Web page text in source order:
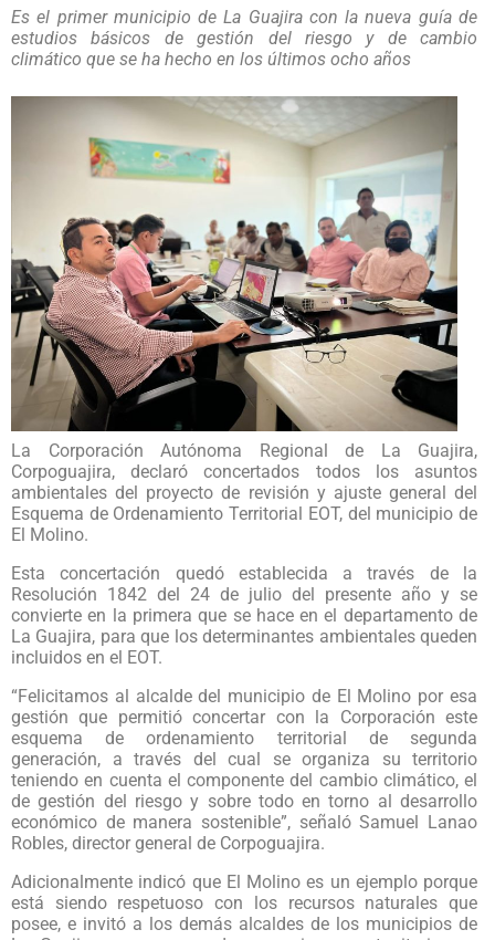
Es el primer municipio de La Guajira con la nueva guía de
estudios básicos de gestión del riesgo y de cambio
climático que se ha hecho en los últimos ocho años
La Corporación Autónoma Regional de La Guajira,
Corpoguajira, declaró concertados todos los asuntos
ambientales del proyecto de revisión y ajuste general del
Esquema de Ordenamiento Territorial EOT, del municipio de
El Molino.
Esta concertación quedó establecida a través de la
Resolución 1842 del 24 de julio del presente año y se
convierte en la primera que se hace en el departamento de
La Guajira, para que los determinantes ambientales queden
incluidos en el EOT.
“Felicitamos al alcalde del municipio de El Molino por esa
gestión que permitió concertar con la Corporación este
esquema de ordenamiento territorial de segunda
generación, a través del cual se organiza su territorio
teniendo en cuenta el componente del cambio climático, el
de gestión del riesgo y sobre todo en torno al desarrollo
económico de manera sostenible”, señaló Samuel Lanao
Robles, director general de Corpoguajira.
Adicionalmente indicó que El Molino es un ejemplo porque
está siendo respetuoso con los recursos naturales que
posee, e invitó a los demás alcaldes de los municipios de